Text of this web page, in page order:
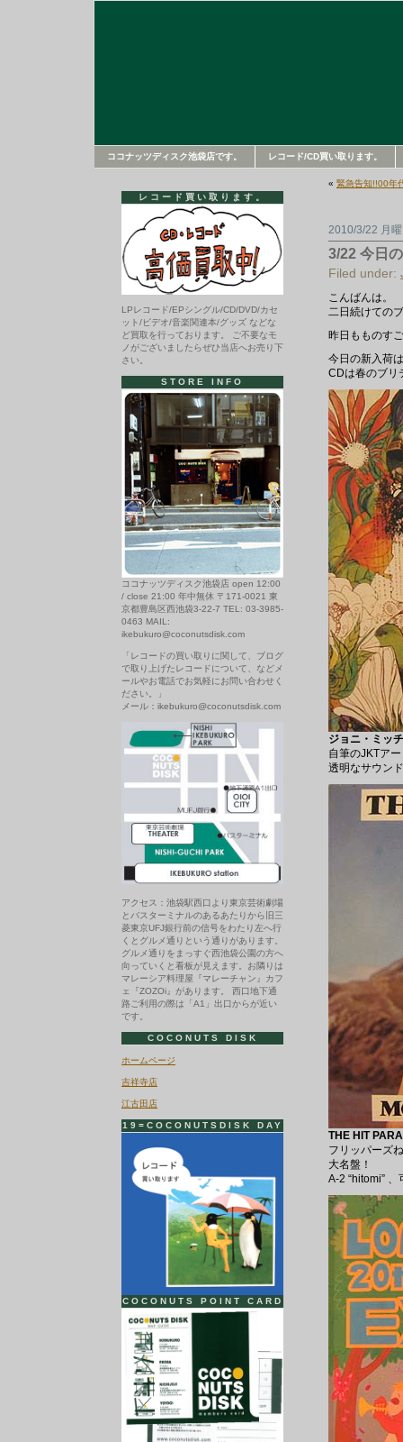
ココナッツディスク池袋店です。 レコード/CD買い取ります。
« 緊急告知!!00年
2010/3/22 月
3/22 今日
Filed under:
こんばんは。
二日続けての
昨日もものす
今日の新入荷
CDは春のブリ
ジョニ・ミッ
自筆のJKTア
透明なサウン
THE HIT
フリッパーズ
大名盤！
A-2 “hitomi”
レコード買い取ります。
LPレコード/EPシングル/CD/DVD/カセ
ット/ビデオ/音楽関連本/グッズ などな
ど買取を行っております。 ご不要なモ
ノがございましたらぜひ当店へお売り下
さい。
STORE INFO
ココナッツディスク池袋店 open 12:00
/ close 21:00 年中無休 〒171-0021 東
京都豊島区西池袋3-22-7 TEL: 03-3985-
0463 MAIL:
ikebukuro@coconutsdisk.com
「レコードの買い取りに関して、ブログ
で取り上げたレコードについて、などメ
ールやお電話でお気軽にお問い合わせく
ださい。」
メール：ikebukuro@coconutsdisk.com
アクセス：池袋駅西口より東京芸術劇場
とバスターミナルのあるあたりから旧三
菱東京UFJ銀行前の信号をわたり左へ行
くとグルメ通りという通りがあります。
グルメ通りをまっすぐ西池袋公園の方へ
向っていくと看板が見えます。お隣りは
マレーシア料理屋『マレーチャン』カフ
ェ『ZOZOi』があります。 西口地下通
路ご利用の際は「A1」出口からが近い
です。
COCONUTS DISK
ホームページ
吉祥寺店
江古田店
19=COCONUTSDISK DAY
COCONUTS POINT CARD